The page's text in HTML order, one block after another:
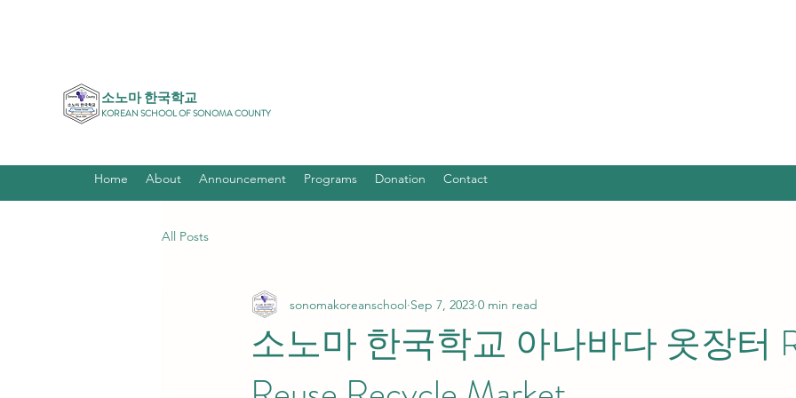
소노마 한국학교
KOREAN SCHOOL OF SONOMA COUNTY
Home About Announcement Programs Donation Contact
All Posts
소노마 한국학교 아나바다 옷장터
sonomakoreanschool Sep 7, 2023 0 min read